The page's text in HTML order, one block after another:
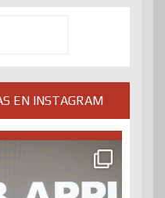
EN INSTAGRAM